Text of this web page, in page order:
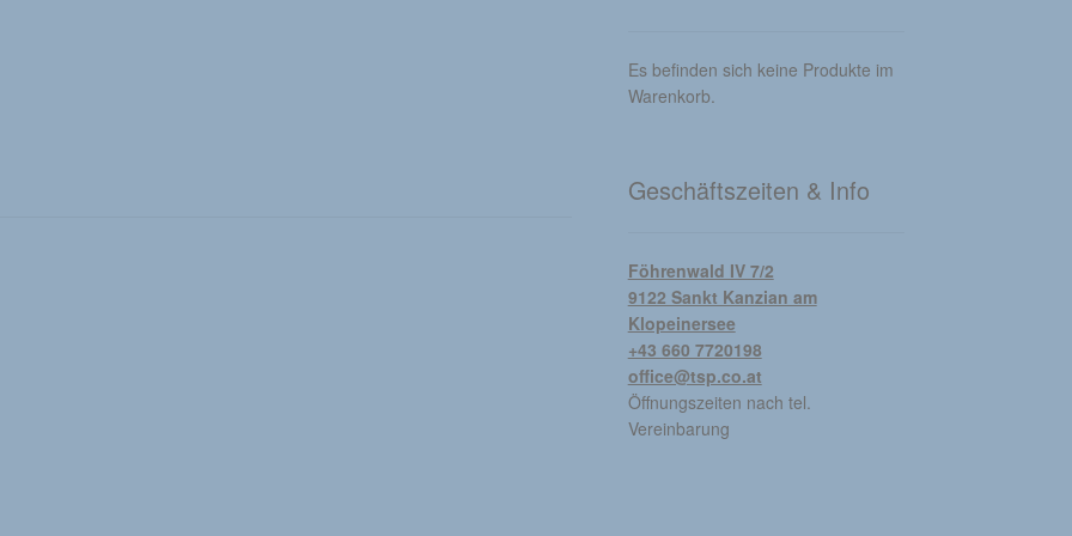
Es befinden sich keine Produkte im
Warenkorb.
Geschäftszeiten & Info
Föhrenwald IV 7/2
9122 Sankt Kanzian am
Klopeinersee
+43 660 7720198
office@tsp.co.at
Öffnungszeiten nach tel.
Vereinbarung